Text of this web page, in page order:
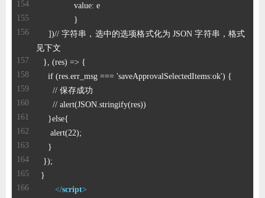
	     	value: e
     ])// 字符串，选中的选项格式化为 JSON 字符串，格式
</script>